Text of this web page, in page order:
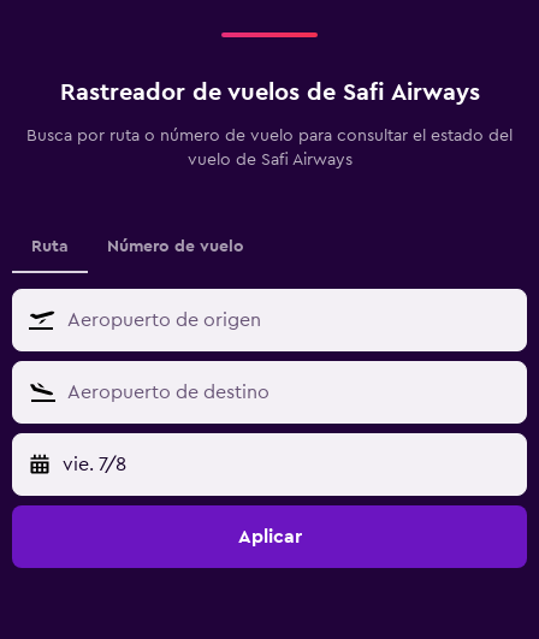
Rastreador de vuelos de Safi Airways
Busca por ruta o número de vuelo para consultar el estado del
vuelo de Safi Airways
Ruta Número de vuelo
vie. 7/8
Aplicar